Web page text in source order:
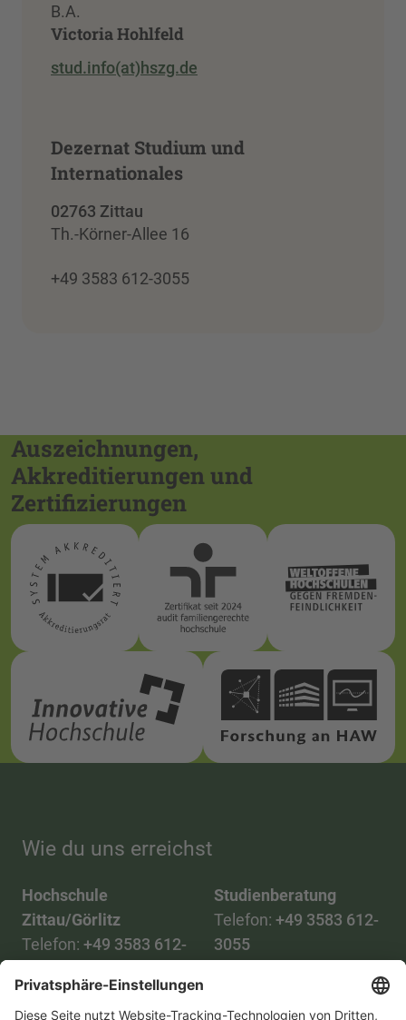
B.A.
Victoria Hohlfeld
stud.info(at)hszg.de
Dezernat Studium und
Internationales
02763 Zittau
Th.-Körner-Allee 16
+49 3583 612-3055
Auszeichnungen,
Akkreditierungen und
Zertifizierungen
Wie du uns erreichst
Hochschule
Zittau/Görlitz
Telefon: +49 3583 612-
Mail:info(at)hszg.de
Studienberatung
Telefon: +49 3583 612-
3055